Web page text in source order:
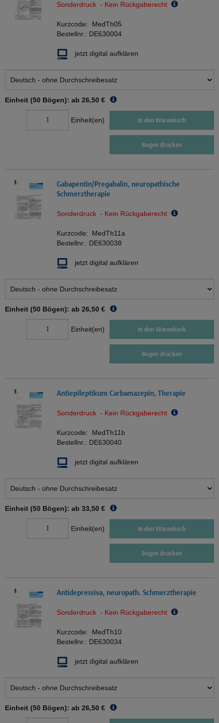
Sonderdruck - Kein Rückgaberecht
Kurzcode: MedTh05
Bestellnr.: DE630004
jetzt digital aufklären
Einheit (50 Bögen): ab 26,50 €
Einheit(en) In den Warenkorb
Bogen drucken
Gabapentin/Pregabalin, neuropathische
Schmerztherapie
Sonderdruck - Kein Rückgaberecht
Kurzcode: MedTh11a
Bestellnr.: DE630038
jetzt digital aufklären
Einheit (50 Bögen): ab 26,50 €
Einheit(en) In den Warenkorb
Bogen drucken
Antiepileptikum Carbamazepin, Therapie
Sonderdruck - Kein Rückgaberecht
Kurzcode: MedTh11b
Bestellnr.: DE630040
jetzt digital aufklären
Einheit (50 Bögen): ab 33,50 €
Einheit(en) In den Warenkorb
Bogen drucken
Antidepressiva, neuropath. Schmerztherapie
Sonderdruck - Kein Rückgaberecht
Kurzcode: MedTh10
Bestellnr.: DE630034
jetzt digital aufklären
Einheit (50 Bögen): ab 26,50 €